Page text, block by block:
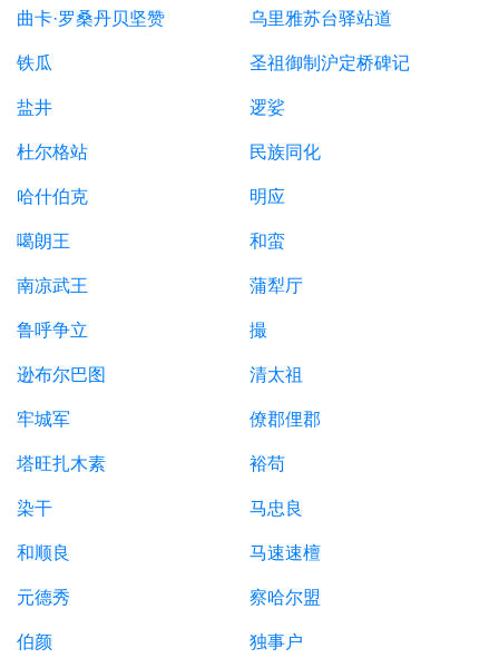
曲卡·罗桑丹贝坚赞 乌里雅苏台驿站道
铁瓜 圣祖御制沪定桥碑记
盐井 逻娑
杜尔格站 民族同化
哈什伯克 明应
噶朗王 和蛮
南凉武王 蒲犁厅
鲁呼争立 撮
逊布尔巴图 清太祖
牢城军 僚郡俚郡
塔旺扎木素 裕苟
染干 马忠良
和顺良 马速速檀
元德秀 察哈尔盟
伯颜 独事户